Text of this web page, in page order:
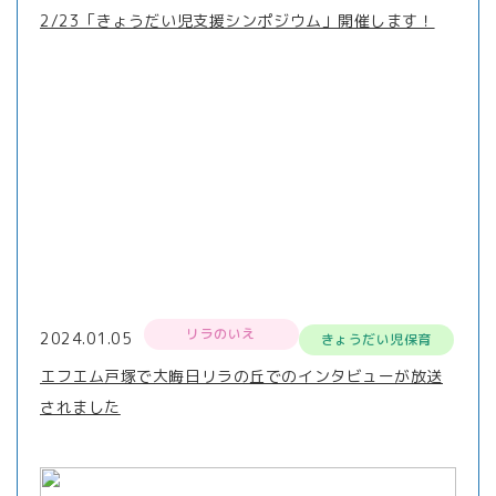
2/23「きょうだい児支援シンポジウム」開催します！
2024.01.05 リラのいえ きょうだい児保育
エフエム戸塚で大晦日リラの丘でのインタビューが放送
されました